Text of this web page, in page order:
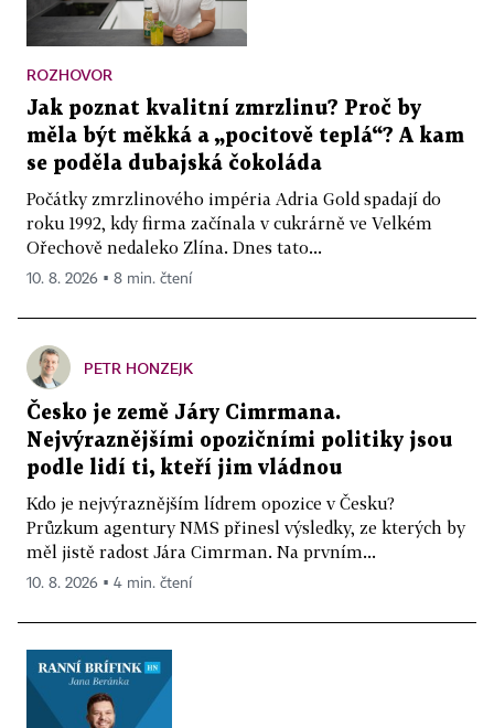
ROZHOVOR
Jak poznat kvalitní zmrzlinu? Proč by
měla být měkká a „pocitově teplá“? A kam
se poděla dubajská čokoláda
Počátky zmrzlinového impéria Adria Gold spadají do
roku 1992, kdy firma začínala v cukrárně ve Velkém
Ořechově nedaleko Zlína. Dnes tato...
10. 8. 2026 ▪ 8 min. čtení
PETR HONZEJK
Česko je země Járy Cimrmana.
Nejvýraznějšími opozičními politiky jsou
podle lidí ti, kteří jim vládnou
Kdo je nejvýraznějším lídrem opozice v Česku?
Průzkum agentury NMS přinesl výsledky, ze kterých by
měl jistě radost Jára Cimrman. Na prvním...
10. 8. 2026 ▪ 4 min. čtení